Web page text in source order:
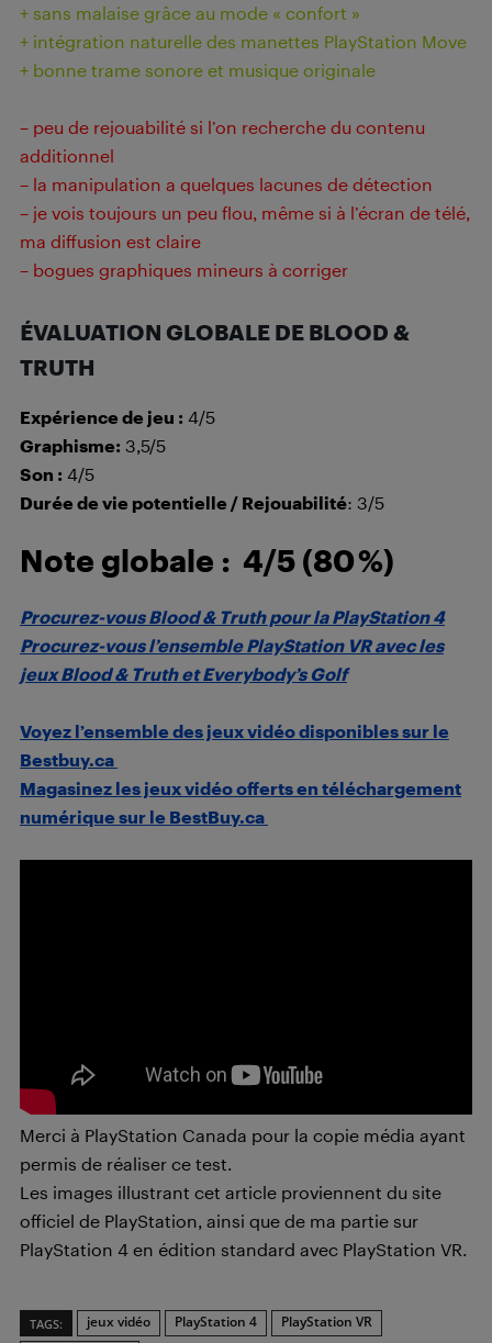
+ sans malaise grâce au mode « confort »
+ intégration naturelle des manettes PlayStation Move
+ bonne trame sonore et musique originale
– peu de rejouabilité si l’on recherche du contenu
additionnel
– la manipulation a quelques lacunes de détection
– je vois toujours un peu flou, même si à l’écran de télé,
ma diffusion est claire
– bogues graphiques mineurs à corriger
ÉVALUATION GLOBALE DE BLOOD &
TRUTH
Expérience de jeu : 4/5
Graphisme: 3,5/5
Son : 4/5
Durée de vie potentielle / Rejouabilité: 3/5
Note globale : 4/5 (80 %)
Procurez-vous Blood & Truth pour la PlayStation 4
Procurez-vous l’ensemble PlayStation VR avec les
jeux Blood & Truth et Everybody’s Golf
Voyez l’ensemble des jeux vidéo disponibles sur le
Bestbuy.ca
Magasinez les jeux vidéo offerts en téléchargement
numérique sur le BestBuy.ca
Merci à PlayStation Canada pour la copie média ayant
permis de réaliser ce test.
Les images illustrant cet article proviennent du site
officiel de PlayStation, ainsi que de ma partie sur
PlayStation 4 en édition standard avec PlayStation VR.
TAGS: jeux vidéo PlayStation 4 PlayStation VR